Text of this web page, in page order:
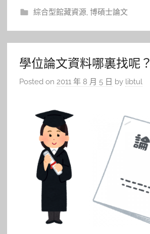
綜合型館藏資源, 博碩士論文
學位論文資料哪裏找呢？
Posted on 2011 年 8 月 5 日 by libtul